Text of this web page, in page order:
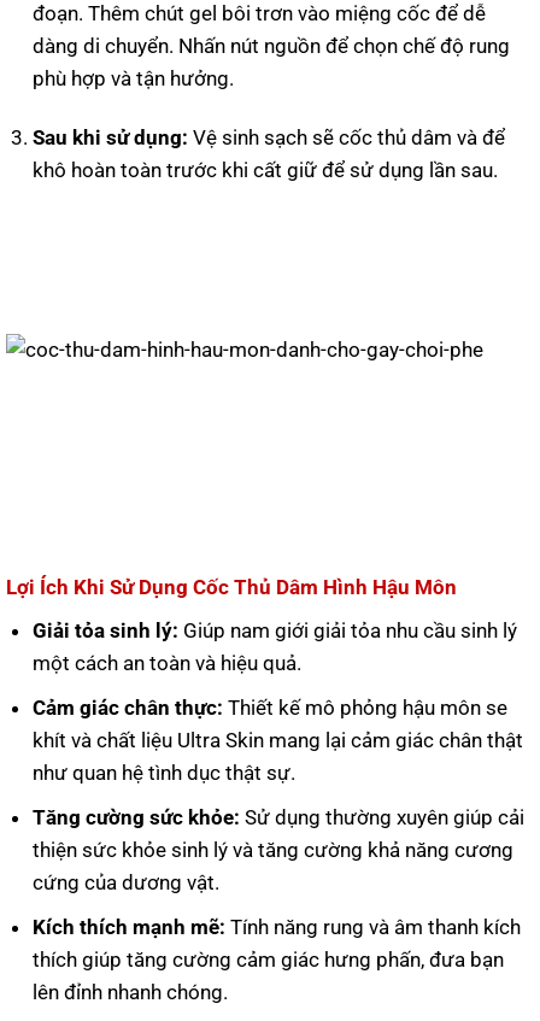
đoạn. Thêm chút gel bôi trơn vào miệng cốc để dễ
dàng di chuyển. Nhấn nút nguồn để chọn chế độ rung
phù hợp và tận hưởng.
Sau khi sử dụng: Vệ sinh sạch sẽ cốc thủ dâm và để
khô hoàn toàn trước khi cất giữ để sử dụng lần sau.
Lợi Ích Khi Sử Dụng Cốc Thủ Dâm Hình Hậu Môn
Giải tỏa sinh lý: Giúp nam giới giải tỏa nhu cầu sinh lý
một cách an toàn và hiệu quả.
Cảm giác chân thực: Thiết kế mô phỏng hậu môn se
khít và chất liệu Ultra Skin mang lại cảm giác chân thật
như quan hệ tình dục thật sự.
Tăng cường sức khỏe: Sử dụng thường xuyên giúp cải
thiện sức khỏe sinh lý và tăng cường khả năng cương
cứng của dương vật.
Kích thích mạnh mẽ: Tính năng rung và âm thanh kích
thích giúp tăng cường cảm giác hưng phấn, đưa bạn
lên đỉnh nhanh chóng.